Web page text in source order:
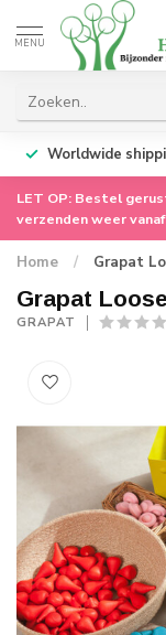
MENU
Worldwide
LET OP: Bestel
verzenden weer
Home / Grapat
Grapat
GRAPAT